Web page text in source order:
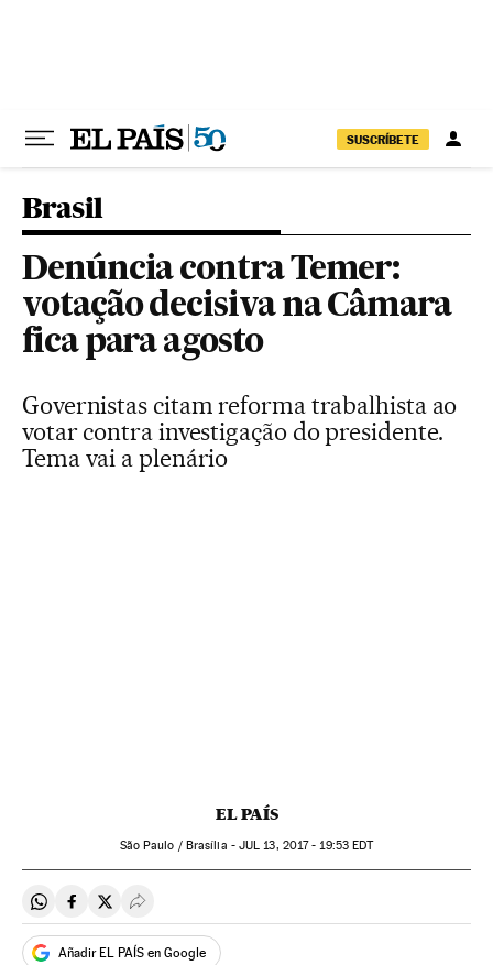
SUSCRÍBETE
Brasil
Denúncia contra Temer:
votação decisiva na Câmara
fica para agosto
Governistas citam reforma trabalhista ao
votar contra investigação do presidente.
Tema vai a plenário
EL PAÍS
São Paulo / Brasília - JUL 13, 2017 - 19:53EDT
Compartir en Whatsapp
Compartir en Facebook
Compartir en Twitter
Desplegar Redes Sociales
Añadir EL PAÍS en Google